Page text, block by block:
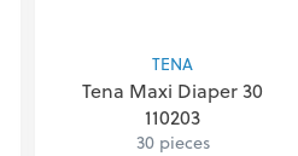
TENA
Tena Maxi Diaper 30
110203
30 pieces